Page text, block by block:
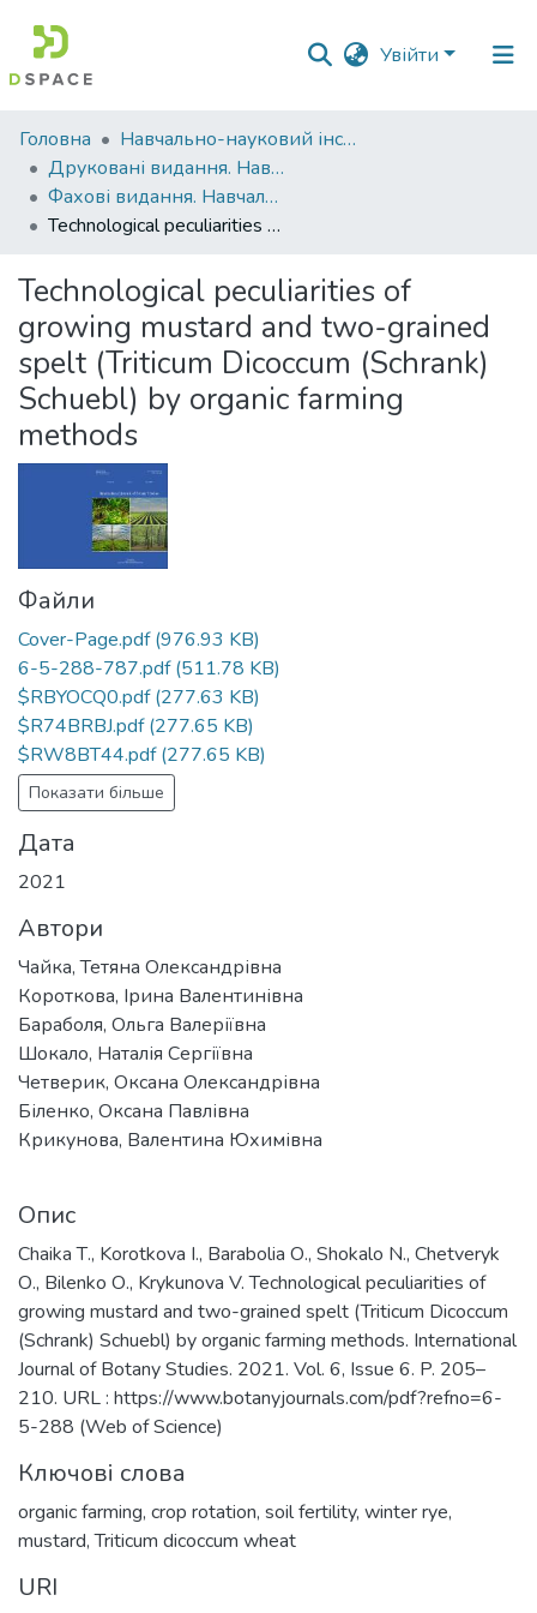
Увійти
Фонди
та
зібрання
Пошук за критеріями
Статистика
Головна
Навчально-науковий інститут агротехнологій, селекції та екології
Друковані видання. Навчально-науковий інститут агротехнологій, селекції та екології
Фахові видання. Навчально-науковий інститут агротехнологій, селекції та екології
Technological peculiarities of growing mustard and two-grained spelt (Triticum Dicoccum (Schrank) Schuebl) by organic farming methods
Technological peculiarities of
growing mustard and two-grained
spelt (Triticum Dicoccum (Schrank)
Schuebl) by organic farming
methods
Файли
Cover-Page.pdf(976.93 KB)
6-5-288-787.pdf(511.78 KB)
$RBYOCQ0.pdf(277.63 KB)
$R74BRBJ.pdf(277.65 KB)
$RW8BT44.pdf(277.65 KB)
Показати більше
Дата
2021
Автори
Чайка, Тетяна Олександрівна
Короткова, Ірина Валентинівна
Бараболя, Ольга Валеріївна
Шокало, Наталія Сергіївна
Четверик, Оксана Олександрівна
Біленко, Оксана Павлівна
Крикунова, Валентина Юхимівна
Опис
Chaika Т., Korotkova I., Barabolia О., Shokalo N., Chetveryk
О., Bilenko О., Krykunova V. Technological peculiarities of
growing mustard and two-grained spelt (Triticum Dicoccum
(Schrank) Schuebl) by organic farming methods. International
Journal of Botany Studies. 2021. Vol. 6, Issue 6. P. 205–
210. URL : https://www.botanyjournals.com/pdf?refno=6-
5-288 (Web of Science)
Ключові слова
organic farming, crop rotation, soil fertility, winter rye,
mustard, Triticum dicoccum wheat
URI